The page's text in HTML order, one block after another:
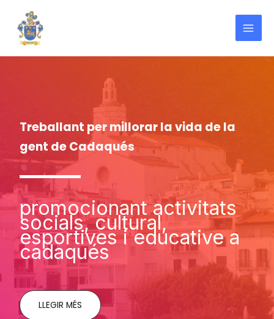
contenido
Treballant per millorar la vida de la
gent de Cadaqués
promocionant activitats
socials, cultural,
esportives i educative a
cadaqués
LLEGIR MÉS